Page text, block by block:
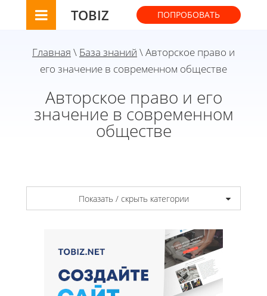
TOBIZ ПОПРОБОВАТЬ
Главная \ База знаний \ Авторское право и
его значение в современном обществе
Авторское право и его
значение в современном
обществе
Показать / скрыть категории